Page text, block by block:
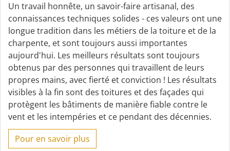
Un travail honnête, un savoir-faire artisanal, des
connaissances techniques solides - ces valeurs ont une
longue tradition dans les métiers de la toiture et de la
charpente, et sont toujours aussi importantes
aujourd'hui. Les meilleurs résultats sont toujours
obtenus par des personnes qui travaillent de leurs
propres mains, avec fierté et conviction ! Les résultats
visibles à la fin sont des toitures et des façades qui
protègent les bâtiments de manière fiable contre le
vent et les intempéries et ce pendant des décennies.
Pour en savoir plus